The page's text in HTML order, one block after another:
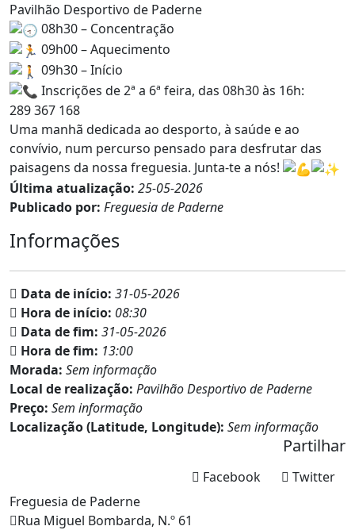
Pavilhão Desportivo de Paderne
08h30 – Concentração
09h00 – Aquecimento
09h30 – Início
Inscrições de 2ª a 6ª feira, das 08h30 às 16h:
289 367 168
Uma manhã dedicada ao desporto, à saúde e ao
convívio, num percurso pensado para desfrutar das
paisagens da nossa freguesia. Junta-te a nós!
Última atualização: 25-05-2026
Publicado por: Freguesia de Paderne
Informações
Data de início: 31-05-2026
Hora de início: 08:30
Data de fim: 31-05-2026
Hora de fim: 13:00
Morada: Sem informação
Local de realização: Pavilhão Desportivo de Paderne
Preço: Sem informação
Localização (Latitude, Longitude): Sem informação
Partilhar
Twitter
Facebook
Freguesia de Paderne
Rua Miguel Bombarda, N.º 61